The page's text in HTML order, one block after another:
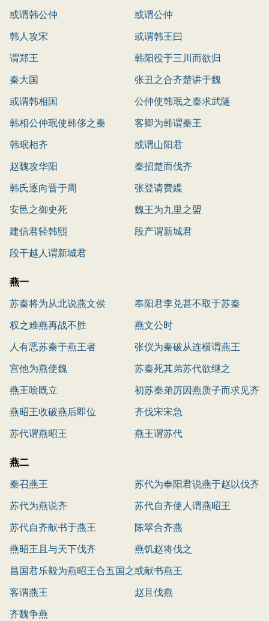
或谓韩公仲
或谓公仲
韩人攻宋
或谓韩王曰
谓郑王
韩阳役于三川而欲归
秦大国
张丑之合齐楚讲于魏
或谓韩相国
公仲使韩珉之秦求武隧
韩相公仲珉使韩侈之秦
客卿为韩谓秦王
韩珉相齐
或谓山阳君
赵魏攻华阳
秦招楚而伐齐
韩氏逐向晋于周
张登请费緤
安邑之御史死
魏王为九里之盟
建信君轻韩熙
段产谓新城君
段干越人谓新城君
燕一
苏秦将为从北说燕文侯
奉阳君李兑甚不取于苏秦
权之难燕再战不胜
燕文公时
人有恶苏秦于燕王者
张仪为秦破从连横谓燕王
宫他为燕使魏
苏秦死其弟苏代欲继之
燕王哙既立
初苏秦弟厉因燕质子而求见齐
王
燕昭王收破燕后即位
齐伐宋宋急
苏代谓燕昭王
燕王谓苏代
燕二
秦召燕王
苏代为奉阳君说燕于赵以伐齐
苏代为燕说齐
苏代自齐使人谓燕昭王
苏代自齐献书于燕王
陈翠合齐燕
燕昭王且与天下伐齐
燕饥赵将伐之
昌国君乐毅为燕昭王合五国之
兵而攻齐
或献书燕王
客谓燕王
赵且伐燕
齐魏争燕